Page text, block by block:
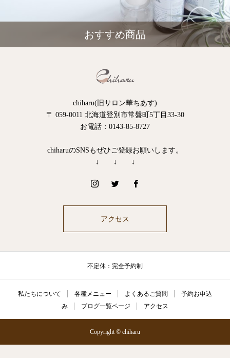
おすすめ商品
chiharu(旧サロン華ちあす)
〒 059-0011 北海道登別市常盤町5丁目33-30
お電話：0143-85-8727
chiharuのSNSもぜひご登録お願いします。
↓ ↓ ↓
アクセス
不定休：完全予約制
私たちについて 各種メニュー よくあるご質問
予約お申込
み
ブログ一覧ページ アクセス
Copyright © chiharu